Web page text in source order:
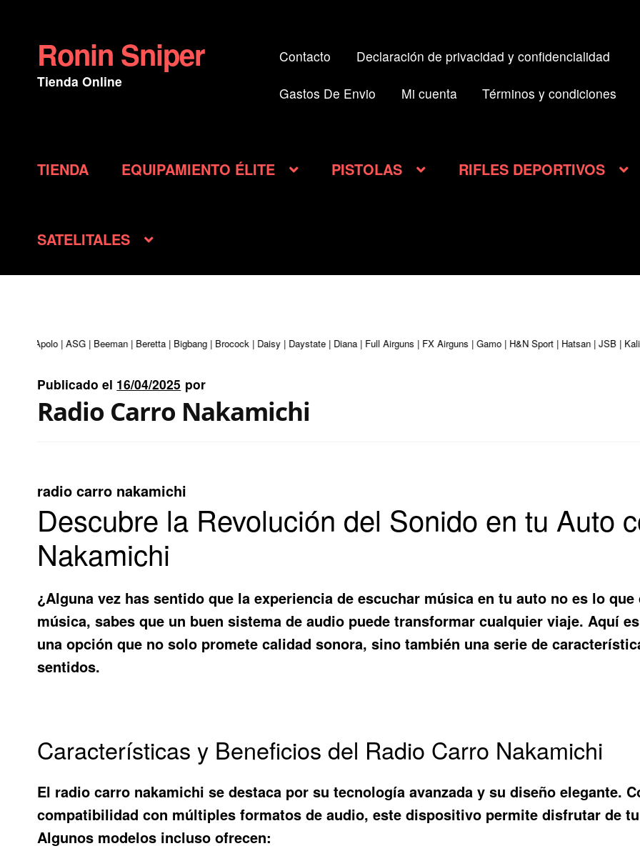
Ir
a
la
Ir
al
contenido
Ronin Sniper
Tienda Online
Contacto Declaración de privacidad y confidencialidad
Gastos De Envio Mi cuenta Términos y condiciones
TIENDA EQUIPAMIENTO ÉLITE PISTOLAS RIFLES DEPORTIVOS
SATELITALES
| Apolo | ASG | Beeman | Beretta | Bigbang | Brocock | Daisy | Daystate | Diana | Full Airguns | FX Airguns | Gamo | H&N Sport | Hatsan | JSB |
Publicado el 16/04/2025 por
Radio Carro Nakamichi
radio carro nakamichi
Descubre la Revolución del Sonido en tu Auto
Nakamichi
¿Alguna vez has sentido que la experiencia de escuchar música en tu auto no es lo
música, sabes que un buen sistema de audio puede transformar cualquier viaje. Aquí
una opción que no solo promete calidad sonora, sino también una serie de
sentidos.
Características y Beneficios del Radio Carro Nakamichi
El radio carro nakamichi se destaca por su tecnología avanzada y su diseño elegante.
compatibilidad con múltiples formatos de audio, este dispositivo permite disfrutar de
Algunos modelos incluso ofrecen: